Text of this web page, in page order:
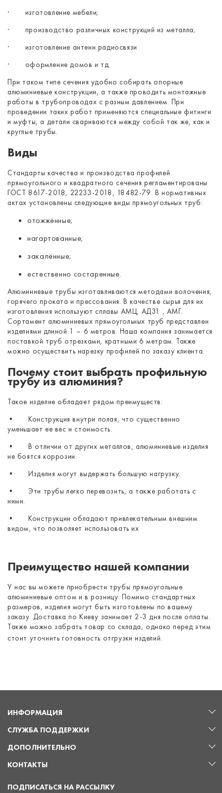
·
изготовление мебели;
·
производство различных конструкций из металла;
·
изготовление антенн радиосвязи
·
оформление домов и тд.
При таком типе сечения удобно собирать опорные
алюминиевые конструкции, а также проводить монтажные
работы в трубопроводах с разным давлением. При
проведении таких работ применяются специальные фитинги
и муфты, а детали свариваются между собой так же, как и
круглые трубы.
Виды
Стандарты качества и производства профилей
прямоугольного и квадратного сечения регламентированы
ГОСТ 8617-2018, 22233-2018, 18482-79. В нормативных
актах установлены следующие виды прямоугольных труб:
отожжённые;
нагартованные;
закалённые;
естественно состаренные.
Алюминиевые трубы изготавливаются методами волочения,
горячего проката и прессования. В качестве сырья для их
изготовления используют сплавы АМЦ, АД31 , АМГ.
Сортамент алюминиевых прямоугольных труб представлен
изделиями длиной 1 – 6 метров. Наша компания занимается
поставкой труб отрезками, кратными 6 метрам. Также
можно осуществить нарезку профилей по заказу клиента.
Почему стоит выбрать профильную
трубу из алюминия?
Такое изделие обладает рядом преимуществ:
•
Конструкция внутри полая, что существенно
уменьшает ее вес и стоимость.
•
В отличии от других металлов, алюминиевые изделия
не боятся коррозии.
•
Изделия могут выдержать большую нагрузку.
•
Эти трубы легко перевозить, а также работать с
ними.
•
Конструкции обладают привлекательным внешним
видом, что позволяет использовать их
Преимущество нашей компании
У нас вы можете приобрести трубы прямоугольные
алюминиевые оптом и в розницу. Помимо стандартных
размеров, изделия могут быть изготовлены по вашему
заказу. Доставка по Киеву занимает 2-3 дня после оплаты.
Также можно забрать товар со склада, однако перед этим
стоит уточнить готовность отгрузки изделий.
ИНФОРМАЦИЯ
СЛУЖБА ПОДДЕРЖКИ
ДОПОЛНИТЕЛЬНО
КОНТАКТЫ
ПОДПИСАТЬСЯ НА РАССЫЛКУ